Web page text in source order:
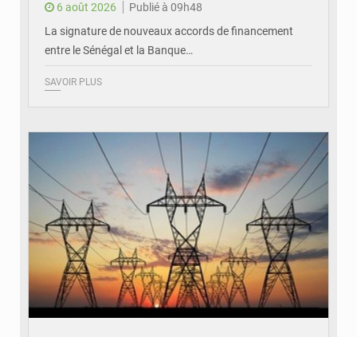
6 août 2026
Publié à 09h48
La signature de nouveaux accords de financement
entre le Sénégal et la Banque…
SAVOIR PLUS